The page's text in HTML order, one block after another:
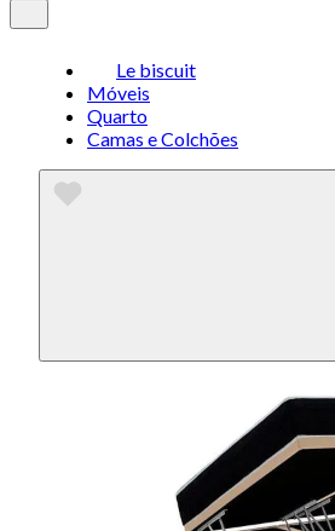
Le biscuit
Móveis
Quarto
Camas e Colchões